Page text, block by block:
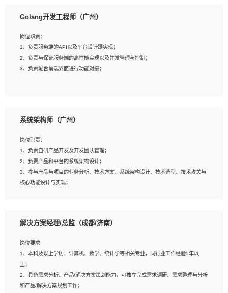
2、熟悉PostgreSQL、redis、MongoDB、ElasticSearch等开源数据库运维管理，
4、熟悉Hadoop、HBASE、Spark等大数据平台优先。
5、熟悉linux或任意一种unix操作系统，如有较强操作系统侧工作经验者优先。
6、具备丰富的项目实施经验，较强的自我学习能力。
Golang开发工程师（广州）
岗位职责：
1、负责服务端的API以及平台设计跟实现；
2、负责与保证服务端的高性能实现以及并发管理与控制；
3、负责配合前端界面进行功能对接；
2、1年以上Golang开发工作经验，能独立完成相应项目开发；
与实现，熟悉常用开源框架及设计模式；
4、熟悉Golang、连接池、消息队列等组件使用、熟悉后端开发、测试、调试流程
跟工具使用；
5、对技术有激情，喜欢钻研，能快速接受和掌握新技术，学习能力和工作责任心
强，良好的沟通表达能力和团队协作能力。
系统架构师（广州）
岗位职责：
1、负责自研产品开发及开发团队管理；
2、负责产品和平台的系统架构设计；
3、参与产品与项目的业务分析、技术方案、系统架构设计、技术选型、技术攻关与
核心功能设计与实现；
岗位要求：
1、全日制统招本科及以上学历，计算机相关专业毕业，5年以上开发工作经验；
2、具有扎实的java编程功底和良好的编码习惯，有分布式、多线程及高并发系统开
发经验和性能调优经验尤佳；熟悉JVM调优；掌握基础中间件、基础架构方案和云
平台、云产品功能特性，熟练使用相关平台的功能和了解其背后实现机制；
解决方案经理/总监（成都/济南）
岗位要求
1、本科及以上学历，计算机、数学、统计学等相关专业，同行业工作经验5年以
上；
2、具备需求分析、产品/解决方案策划能力，可独立完成需求调研、需求整理与分析
和产品/解决方案规划工作；